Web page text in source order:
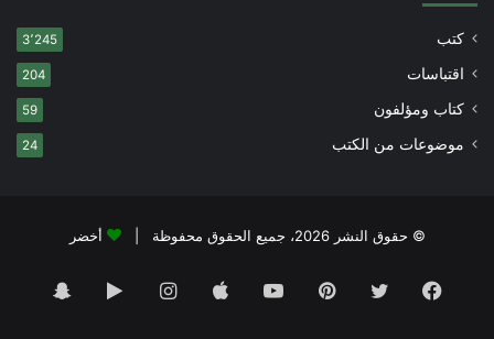
كتب 3٬245
اقتباسات 204
كتاب ومؤلفون 59
موضوعات من الكتب 24
© حقوق النشر 2026، جميع الحقوق محفوظة | أخضر
فيسبوك تويتر بينتيريستيوتيوب انستقرام‏Google